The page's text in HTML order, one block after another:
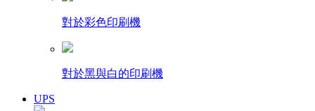
對於彩色印刷機
對於黑與白的印刷機
UPS